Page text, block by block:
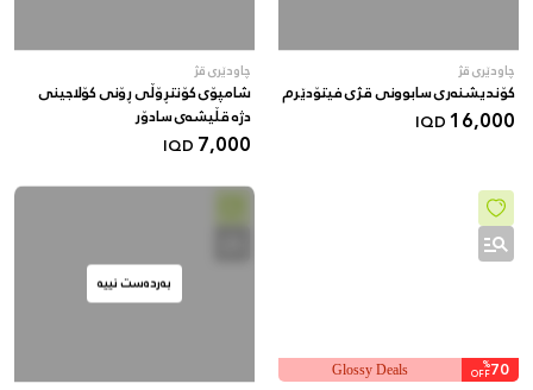
چاودێری قژ
کۆندیشنەری سابوونی قژی فیتۆدێرم
16,000
IQD
چاودێری قژ
شامپۆی کۆنتڕۆڵی ڕۆنی کۆلاجینی
دژە قڵیشەی سادۆر
7,000
IQD
70
%
OFF
Glossy Deals
بەردەست نییە